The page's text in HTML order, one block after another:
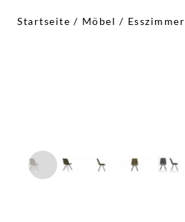
Startseite Möbel Esszimmer